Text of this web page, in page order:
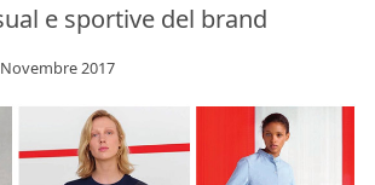
e sportive del brand
2017